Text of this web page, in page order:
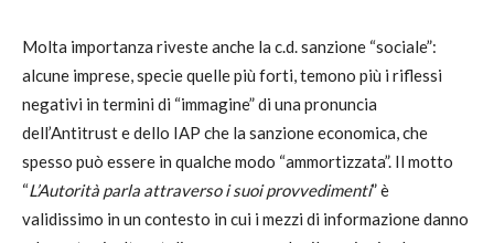
Molta importanza riveste anche la c.d. sanzione “sociale”:
alcune imprese, specie quelle più forti, temono più i riflessi
negativi in termini di “immagine” di una pronuncia
dell’Antitrust e dello IAP che la sanzione economica, che
spesso può essere in qualche modo “ammortizzata”. Il motto
“L’Autorità parla attraverso i suoi provvedimenti” è
validissimo in un contesto in cui i mezzi di informazione danno